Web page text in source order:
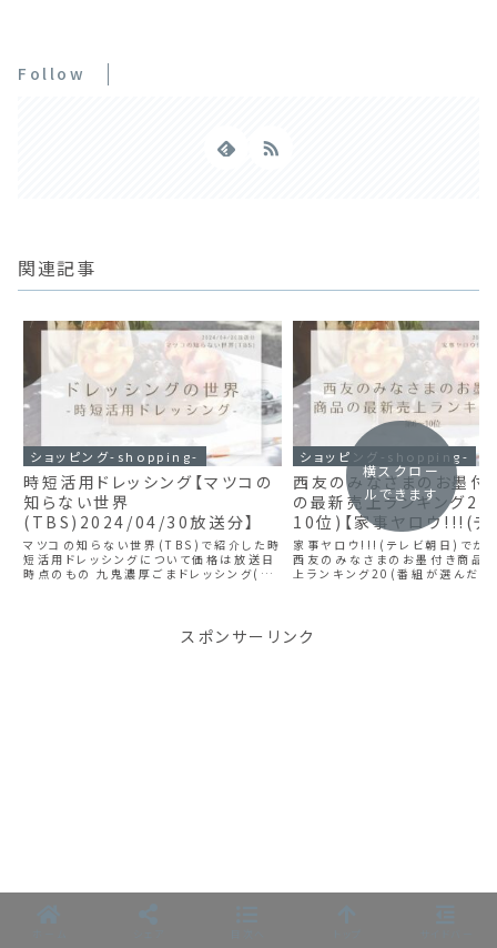
Follow
関連記事
ショッピング-shopping-
時短活用ドレッシング【マツコの
知らない世界
(TBS)2024/04/30放送分】
マツコの知らない世界(TBS)で紹介した時
短活用ドレッシングについて価格は放送日
時点のもの 九鬼濃厚ごまドレッシング(九
ショッピング-shopping-
西友のみなさまのお墨付
の最新売上ランキング
10位)【家事ヤロウ!!!(テ
日)2024/04/09放送分】
家事ヤロウ!!!(テレビ朝日)でが
西友のみなさまのお墨付き商品
上ランキング20(番組が選んだ
ン入...
横スクロー
ルできます
スポンサーリンク